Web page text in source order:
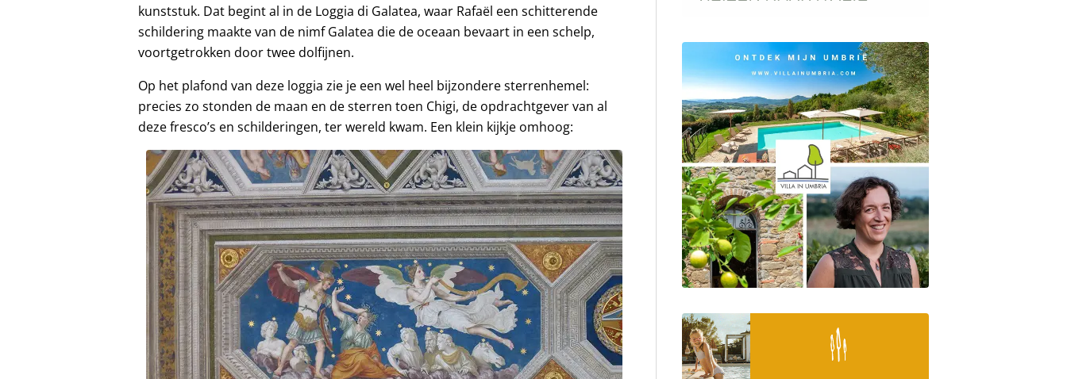
kunststuk. Dat begint al in de Loggia di Galatea, waar Rafaël een schitterende
schildering maakte van de nimf Galatea die de oceaan bevaart in een schelp,
voortgetrokken door twee dolfijnen.
Op het plafond van deze loggia zie je een wel heel bijzondere sterrenhemel:
precies zo stonden de maan en de sterren toen Chigi, de opdrachtgever van al
deze fresco’s en schilderingen, ter wereld kwam. Een klein kijkje omhoog: